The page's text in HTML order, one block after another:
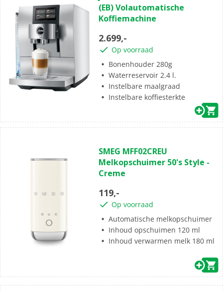
de
5
(EB) Volautomatische
Koffiemachine
2.699,-
Op voorraad
Bonenhouder 280g
Waterreservoir 2.4 l.
Instelbare maalgraad
Instelbare koffiesterkte
van
de
5
SMEG MFF02CREU
Melkopschuimer 50's Style -
Creme
119,-
Op voorraad
Automatische melkopschuimer
Inhoud opschuimen 120 ml
Inhoud verwarmen melk 180 ml